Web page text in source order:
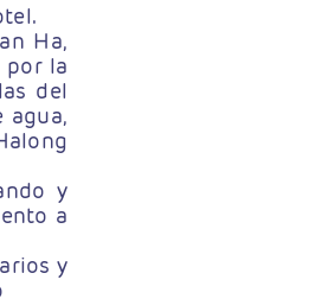
Ha,
por la
del
agua,
y
a
y